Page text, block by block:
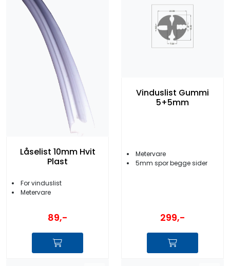
Låselist 10mm Hvit
Plast
For vinduslist
Metervare
89,-
Vinduslist Gummi
5+5mm
Metervare
5mm spor begge sider
299,-